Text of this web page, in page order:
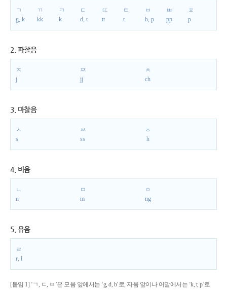
ㄱ
g, k
ㄲ
kk
ㅋ
k
ㄷ
d, t
ㄸ
tt
ㅌ
t
ㅂ
b, p
ㅃ
pp
ㅍ
p
2. 파찰음
ㅈ
j
ㅉ
jj
ㅊ
ch
3. 마찰음
ㅅ
s
ㅆ
ss
ㅎ
h
4. 비음
ㄴ
n
ㅁ
m
ㅇ
ng
5. 유음
ㄹ
r, l
[붙임 1] ‘ㄱ, ㄷ, ㅂ’은 모음 앞에서는 ‘g, d, b’로, 자음 앞이나 어말에서는 ‘k, t, p’로